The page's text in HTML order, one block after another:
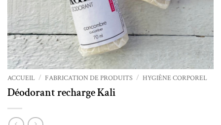
ACCUEIL / FABRICATION DE PRODUITS / HYGIÈNE CORPOREL
Déodorant recharge Kali